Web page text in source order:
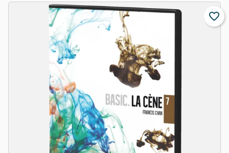
favorite_border